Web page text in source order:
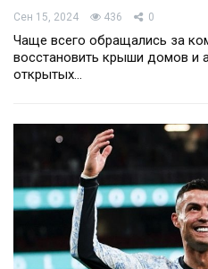
Сен 15, 2024 436 0
Чаще всего обращались за
восстановить крыши домов и
открытых…